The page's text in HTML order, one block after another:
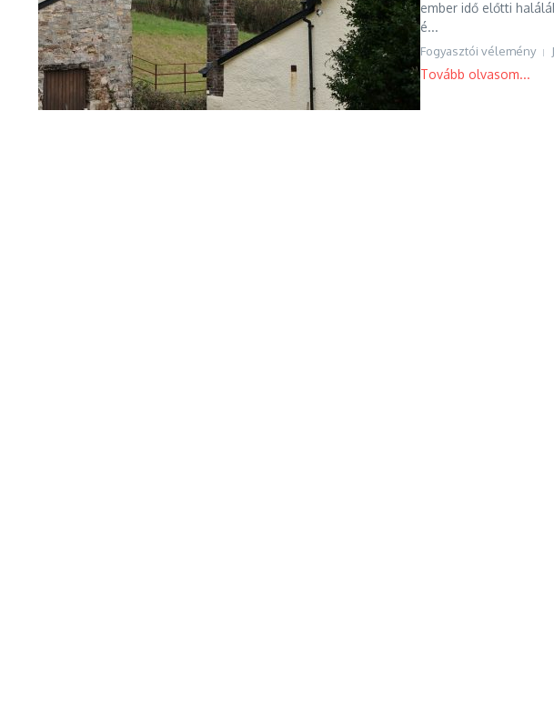
ember idő előtti
é...
Fogyasztói vélemény
Tovább olvasom...